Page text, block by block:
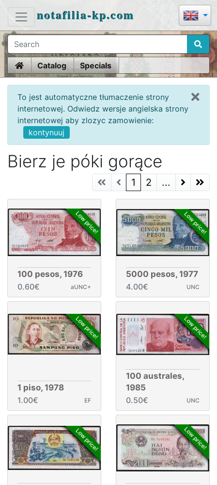
notafilia-kp.com
HomeCatalog Specials
To jest automatyczne tłumaczenie strony
internetowej. Odwiedz wersje angielska strony
internetowej aby zlozyc zamowienie:
kontynuuj
Bierz je póki gorące
1 (current)
2 ...
Next Page
Next
Low price!
100 pesos, 1976
0.60€
aUNC+
Low price!
5000 pesos, 1977
4.00€
UNC
Low price!
1 piso, 1978
1.00€
EF
Low price!
100 australes,
1985
0.50€
UNC
Low price! Low price!